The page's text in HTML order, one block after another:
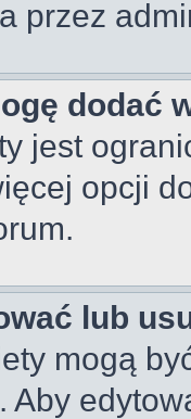
przez
dodać
jest
opcji
lub
mogą
Aby